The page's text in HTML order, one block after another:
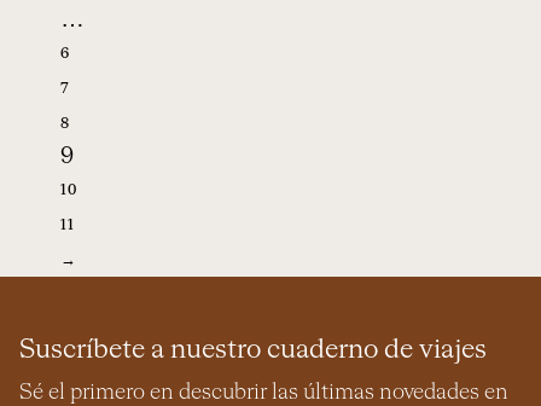
…
6
7
8
9
10
11
→
Suscríbete a nuestro cuaderno de viajes
Sé el primero en descubrir las últimas novedades en